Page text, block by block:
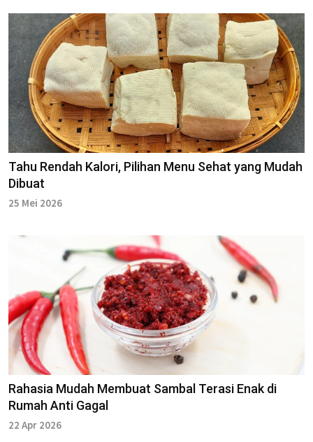
Tahu Rendah Kalori, Pilihan Menu Sehat yang Mudah
Dibuat
25 Mei 2026
Rahasia Mudah Membuat Sambal Terasi Enak di
Rumah Anti Gagal
22 Apr 2026